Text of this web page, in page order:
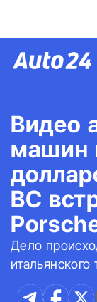
Видео
машин
BC
Дело